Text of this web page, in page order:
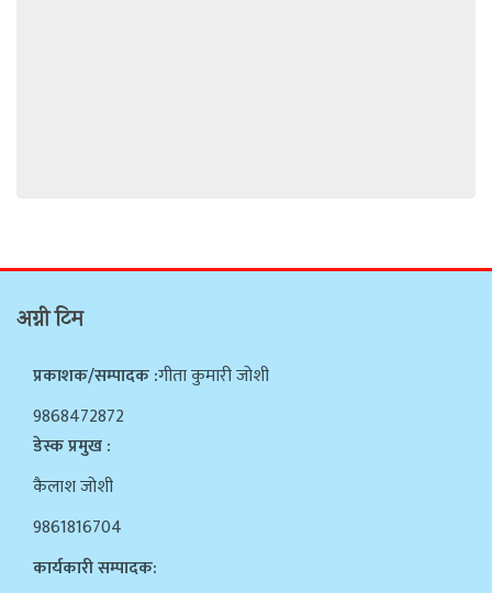
अग्नी टिम
प्रकाशक/सम्पादक :गीता कुमारी जोशी
9868472872
डेस्क प्रमुख :
कैलाश जोशी
9861816704
कार्यकारी सम्पादक: